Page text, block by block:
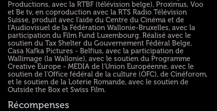
Productions, avec la RTBF (télévision belge), Proximus, Voo
et Be tv, en coproduction avec la RTS Radio Télévision
Suisse, produit avec l'aide du Centre du Cinéma et de
l'Audiovisuel de la Fédération Wallonie-Bruxelles, avec la
participation du Film Fund Luxembourg. Réalisé avec le
soutien du Tax Shelter du Gouvernement Fédéral Belge,
Casa Kafka Pictures - Belfius, avec la participation de
Wallimage (la Wallonie), avec le soutien du Programme
Creative Europe - MEDIA de l'Union Européenne, avec le
soutien de l'Office fédéral de la culture (OFC), de Cinéforom,
et le soutien de la Loterie Romande, avec le soutien de
Outside the Box et Swiss Film.
Récompenses